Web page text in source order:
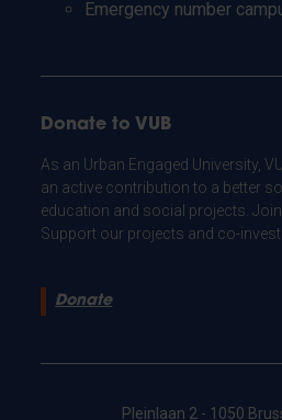
Emergency number
Donate to VUB
As an Urban Engaged University,
an active contribution to a better
education and social projects.
Support our projects and co-invest
Donate
Pleinlaan 2 - 1050